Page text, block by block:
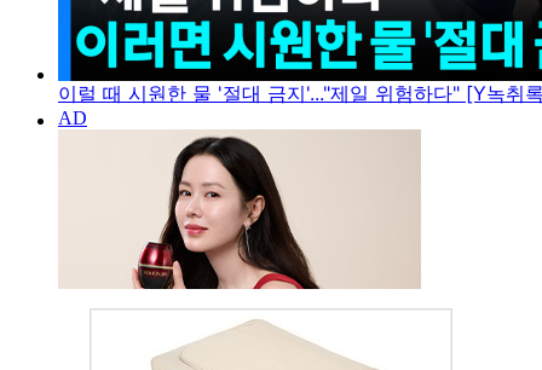
이럴 때 시원한 물 '절대 금지'..."제일 위험하다" [Y녹취